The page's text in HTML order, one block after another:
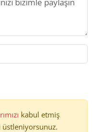
kabul etmiş